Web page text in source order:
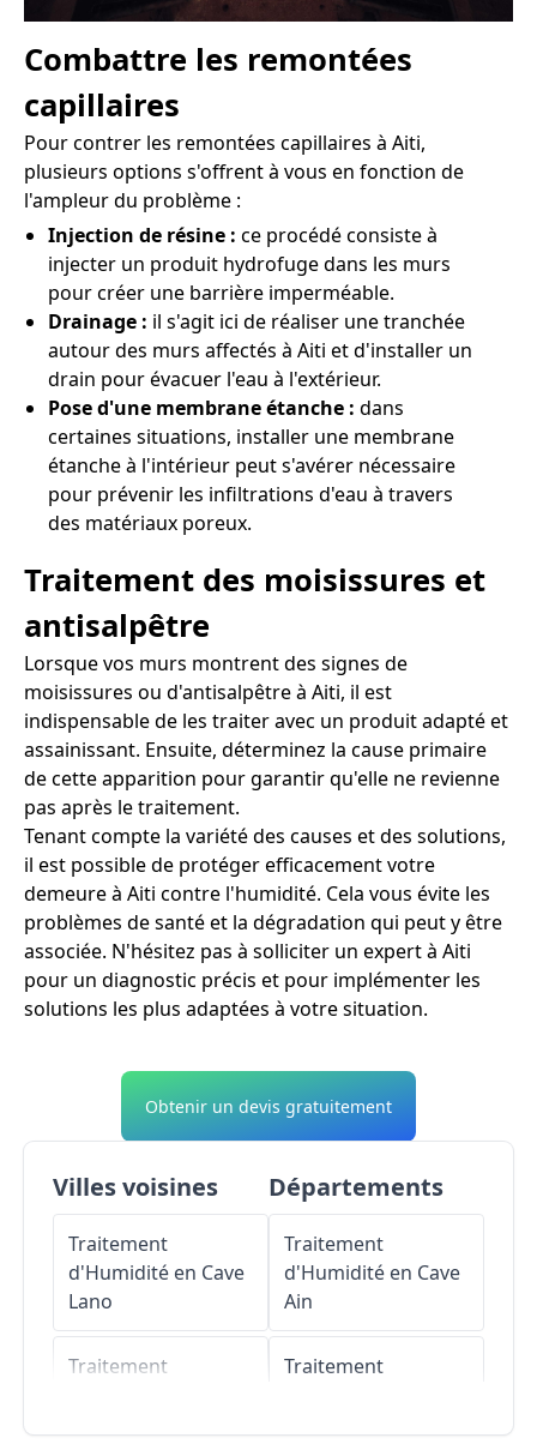
Combattre les remontées
capillaires
Pour contrer les remontées capillaires à Aiti,
plusieurs options s'offrent à vous en fonction de
l'ampleur du problème :
Injection de résine : ce procédé consiste à
injecter un produit hydrofuge dans les murs
pour créer une barrière imperméable.
Drainage : il s'agit ici de réaliser une tranchée
autour des murs affectés à Aiti et d'installer un
drain pour évacuer l'eau à l'extérieur.
Pose d'une membrane étanche : dans
certaines situations, installer une membrane
étanche à l'intérieur peut s'avérer nécessaire
pour prévenir les infiltrations d'eau à travers
des matériaux poreux.
Traitement des moisissures et
antisalpêtre
Lorsque vos murs montrent des signes de
moisissures ou d'antisalpêtre à Aiti, il est
indispensable de les traiter avec un produit adapté et
assainissant. Ensuite, déterminez la cause primaire
de cette apparition pour garantir qu'elle ne revienne
pas après le traitement.
Tenant compte la variété des causes et des solutions,
il est possible de protéger efficacement votre
demeure à Aiti contre l'humidité. Cela vous évite les
problèmes de santé et la dégradation qui peut y être
associée. N'hésitez pas à solliciter un expert à Aiti
pour un diagnostic précis et pour implémenter les
solutions les plus adaptées à votre situation.
Obtenir un devis gratuitement
Villes voisines
Traitement
d'Humidité en Cave
Lano
Traitement
Départements
Traitement
d'Humidité en Cave
Ain
Traitement